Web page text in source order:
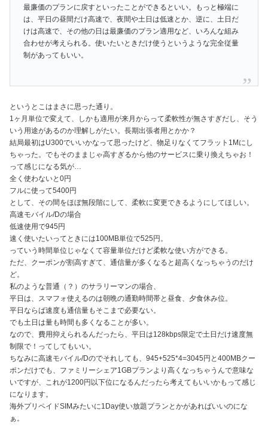
最廉価のプランに戻すといったことができるといい。もっと極端に
は、平日の昼間だけ高速で、夜間や土日は低速とか、逆に、土日だ
けは高速で、その他の日は最廉価のプラン適用など、いろんな組み
合わせが考えられる。使いたいときだけ使うというような完全従量
制があってもいい。
というとこはまさに思った通り。
1ヶ月単位で変えて、しかも適用が来月からって柔軟性が無さすぎだし、そう
いう用途があるのか理解しがたい。長期出張者用とかか？
結局最初はU300でいいかなって思ったけど、物足りなくてフラット1Mにし
ちゃった。でもそのままじゃ高すぎるから他のサービスに乗り換えちゃお！
って感じになる気が…
全く使わないと0円
フルに使って5400円
として、その間をほぼ無段階にして、柔軟に変更できるようにしてほしい。
高速モバイル/Dの場合
低速使用で945円
速く使いたいってときには100MB単位で525円。
っていう時間単位じゃなくて容量単位だけど柔軟な使い方ができる。
ただ、クーポンが割高すぎて、通信量が多くなると超高くなっちゃうのだけ
ど。
私のような普通（？）のサラリーマンの場合、
平日は、スマフォ使えるのは朝晩の通勤時間帯と昼食、夕食休み位。
平日ならば速度も通信量もそこまで必要ない。
でも土日は量も時間も多くなることが多い。
なので、費用抑えられるんだったら、平日は128kbps限定で土日だけ速度無
制限で！ってしてもいい。
ちなみに高速モバイル/Dのでそれしても、945+525*4=3045円と400MBクー
ポンだけでも、ファミリーシェア1GBプランより高くなっちゃうんで意味な
いですが、これが1200円以下位になるんだったら考えてもいいかもって感じ
になります。
海外プリペイドSIMみたいに1Day使い放題プランとかがあればいいのにな
ぁ。